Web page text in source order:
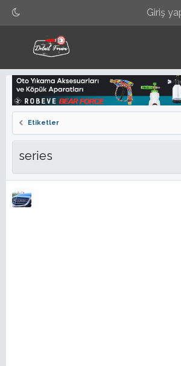
Giriş
Etiketler
series